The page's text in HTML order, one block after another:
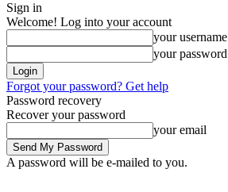
Sign in
Welcome! Log into your account
your username
your password
Forgot your password? Get help
Password recovery
Recover your password
your email
A password will be e-mailed to you.